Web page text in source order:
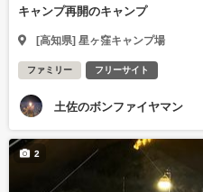
キャンプ再開のキャンプ
[高知県] 星ヶ窪キャンプ場
ファミリー フリーサイト
土佐のボンファイヤマン
2